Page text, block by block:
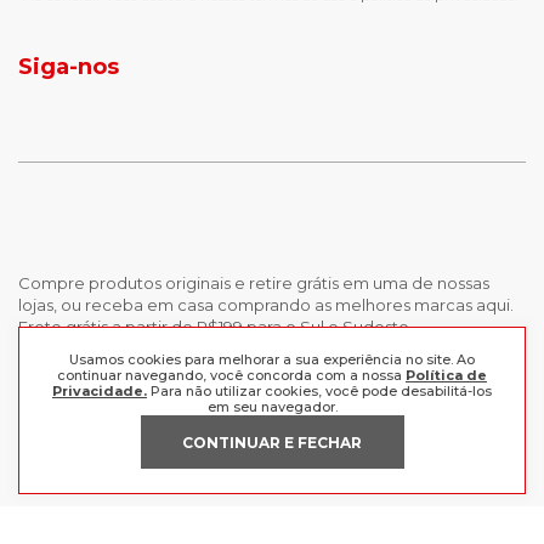
Usamos cookies para melhorar a sua experiência no site. Ao
continuar navegando, você concorda com a nossa Política de
Privacidade. Para não utilizar cookies, você pode desabilitá-los
em seu navegador.
CONTINUAR E FECHAR
calças femininas
Siga-nos
Compre produtos originais e retire grátis em uma de nossas
lojas, ou receba em casa comprando as melhores marcas aqui.
Frete grátis a partir de R$199 para o Sul e Sudeste.
INSTITUCIONAL
Trabalhe Conosco
Política de Privacidade